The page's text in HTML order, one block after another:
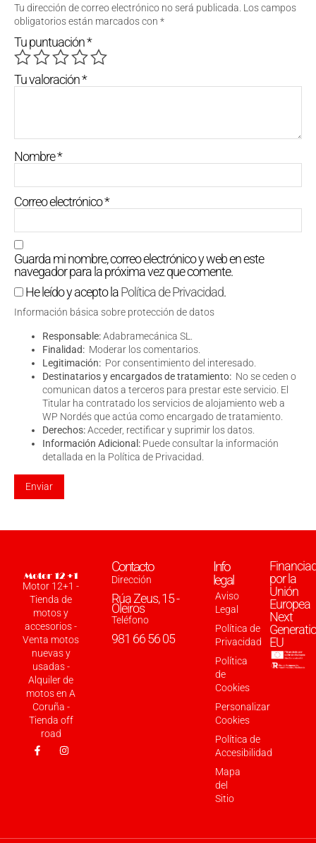
Tu dirección de correo electrónico no será publicada. Los campos
obligatorios están marcados con *
Tu puntuación*
Tu valoración*
Nombre*
Correo electrónico*
Guarda mi nombre, correo electrónico y web en este
navegador para la próxima vez que comente.
He leído y acepto laPolítica de Privacidad.
Información básica sobre protección de datos
Responsable:Adabramecánica SL.
Finalidad: Moderar los comentarios.
Legitimación: Por consentimiento del interesado.
Destinatarios y encargados de tratamiento: No se ceden o
comunican datos a terceros para prestar este servicio. El
Titular ha contratado los servicios de alojamiento web a
WP Nordés que actúa como encargado de tratamiento.
Derechos:Acceder, rectificar y suprimir los datos.
Información Adicional: Puede consultar la información
detallada en la Política de Privacidad
Motor 12+1 -
Tienda de
motos y
accesorios -
Venta motos
nuevas y
usadas -
Alquiler de
motos en A
Coruña -
Tienda off
road
Contacto
Dirección
Rúa Zeus, 15 -
Oleiros
Teléfono
981 66 56 05
Info
legal
Aviso
Legal
Política de
Privacidad
Política
de
Cookies
Personalizar
Cookies
Política de
Accesibilidad
Mapa
del
Sitio
por la
Unión
Europea
Next
EU